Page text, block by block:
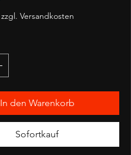
zzgl. Versandkosten
In den Warenkorb
Sofortkauf